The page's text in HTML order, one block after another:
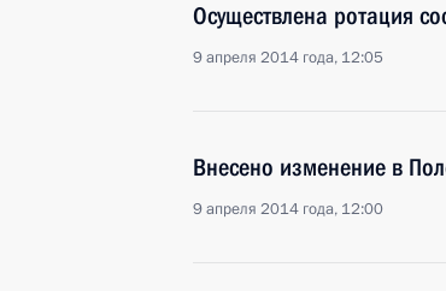
Осуществлена ротация
9 апреля 2014 года, 12:05
Внесено изменение в
9 апреля 2014 года, 12:00